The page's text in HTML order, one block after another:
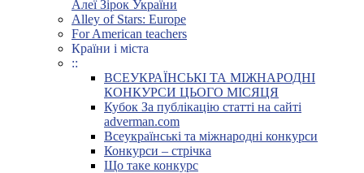
Алеї Зірок України
Alley of Stars: Europe
For American teachers
Країни і міста
::
ВСЕУКРАЇНСЬКІ ТА МІЖНАРОДНІ
КОНКУРСИ ЦЬОГО МІСЯЦЯ
Кубок За публікацію статті на сайті
adverman.com
Всеукраїнські та міжнародні конкурси
Конкурси – стрічка
Що таке конкурс